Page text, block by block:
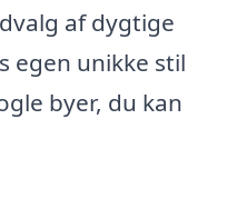
af dygtige
egen unikke stil
byer, du kan